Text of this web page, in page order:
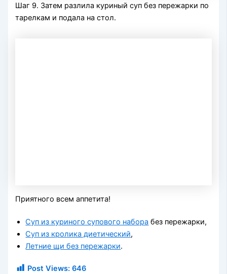
Шаг 9. Затем разлила куриный суп без пережарки по
тарелкам и подала на стол.
Приятного всем аппетита!
Суп из куриного супового набора без пережарки,
Суп из кролика диетический,
Летние щи без пережарки.
Post Views: 646